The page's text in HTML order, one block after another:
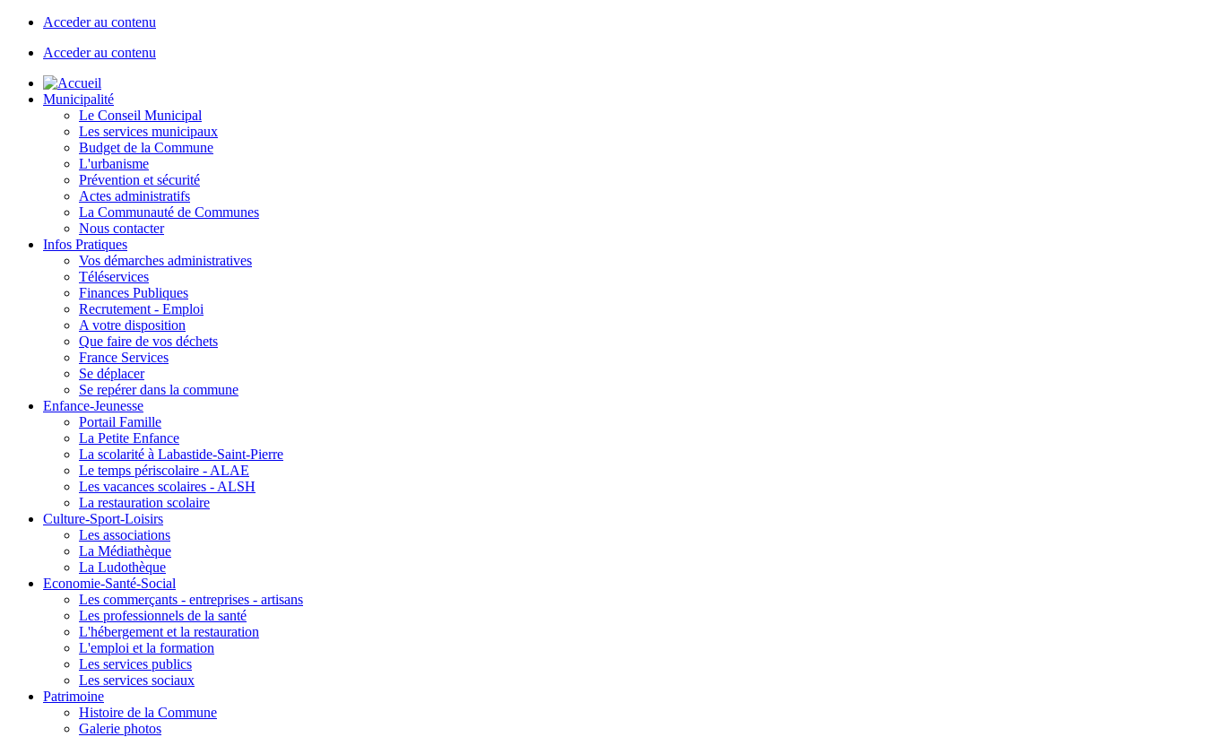
Acceder au contenu
Acceder au contenu
Municipalité
Le Conseil Municipal
Les services municipaux
Budget de la Commune
L'urbanisme
Prévention et sécurité
Actes administratifs
La Communauté de Communes
Nous contacter
Infos Pratiques
Vos démarches administratives
Téléservices
Finances Publiques
Recrutement - Emploi
A votre disposition
Que faire de vos déchets
France Services
Se déplacer
Se repérer dans la commune
Enfance-Jeunesse
Portail Famille
La Petite Enfance
La scolarité à Labastide-Saint-Pierre
Le temps périscolaire - ALAE
Les vacances scolaires - ALSH
La restauration scolaire
Culture-Sport-Loisirs
Les associations
La Médiathèque
La Ludothèque
Economie-Santé-Social
Les commerçants - entreprises - artisans
Les professionnels de la santé
L'hébergement et la restauration
L'emploi et la formation
Les services publics
Les services sociaux
Patrimoine
Histoire de la Commune
Galerie photos